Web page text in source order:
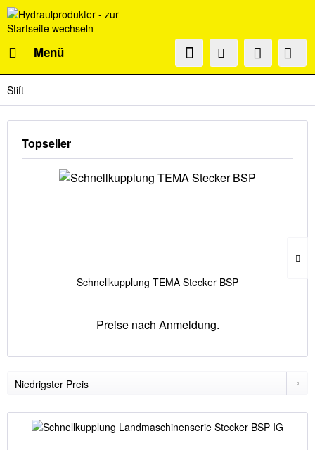
Menü
Stift
Topseller
Schnellkupplung TEMA Stecker BSP
Preise nach Anmeldung.